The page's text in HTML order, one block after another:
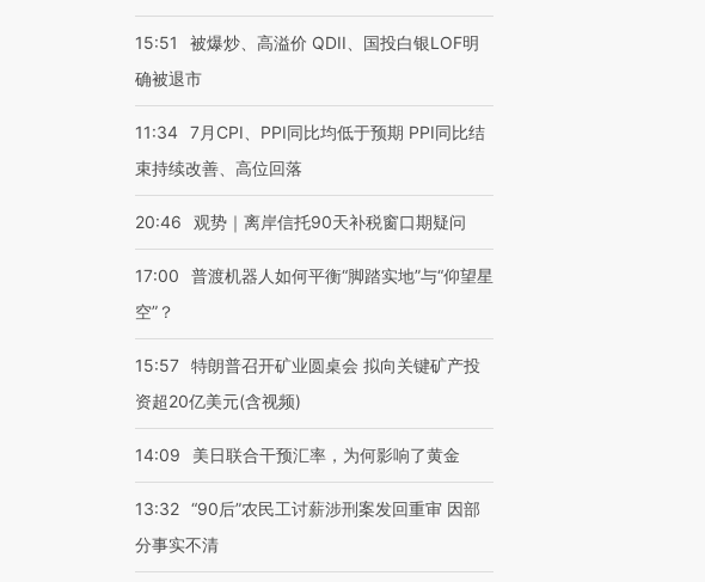
15:51
被爆炒、高溢价 QDII、国投白银LOF明
确被退市
11:34 7月CPI、PPI同比均低于预期 PPI同比结
束持续改善、高位回落
20:46 观势｜离岸信托90天补税窗口期疑问
17:00
普渡机器人如何平衡“脚踏实地”与“仰望星
空”？
15:57 特朗普召开矿业圆桌会 拟向关键矿产投
资超20亿美元(含视频)
14:09 美日联合干预汇率，为何影响了黄金
13:32 “90后”农民工讨薪涉刑案发回重审 因部
分事实不清